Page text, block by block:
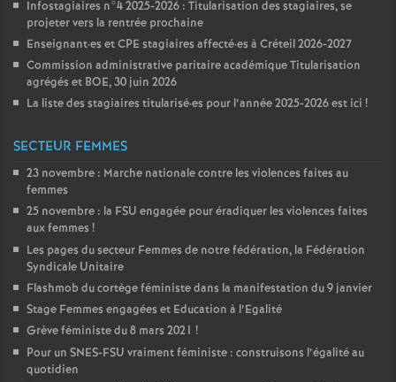
Infostagiaires n°4 2025-2026 : Titularisation des stagiaires, se
projeter vers la rentrée prochaine
Enseignant·es etCPE stagiaires affecté·es à Créteil 2026-2027
Commission administrative paritaire académique Titularisation
agrégés et BOE, 30 juin 2026
La liste des stagiaires titularisé·es pour l’année 2025-2026 est ici !
SECTEUR FEMMES
23 novembre : Marche nationale contre les violences faites au
femmes
25 novembre : la FSU engagée pour éradiquer les violences faites
aux femmes !
Les pages du secteur Femmes de notre fédération, la Fédération
Syndicale Unitaire
Flashmob du cortège féministe dans la manifestation du 9 janvier
Stage Femmes engagées et Education à l’Egalité
Grève féministe du 8 mars 2021 !
Pour un SNES-FSU vraiment féministe : construisons l’égalité au
quotidien